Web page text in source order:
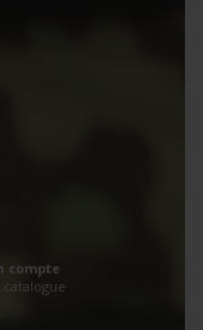
compte